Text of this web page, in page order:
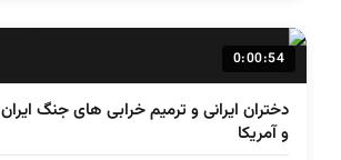
0:00:54
دختران ایرانی و ترمیم خرابی های جنگ ایران
و آمریکا